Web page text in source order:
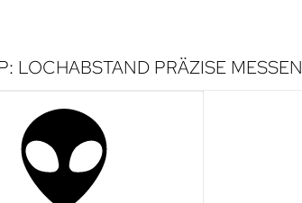
LOCHABSTAND PRÄZISE MESSEN